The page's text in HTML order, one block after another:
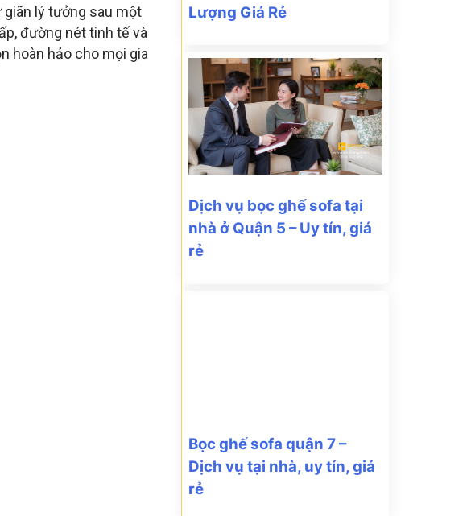
lý tưởng sau một
đường nét tinh tế và
hoàn hảo cho mọi gia
Lượng Giá Rẻ
Dịch vụ bọc ghế sofa tại
nhà ở Quận 5 – Uy tín, giá
rẻ
Bọc ghế sofa quận 7 –
Dịch vụ tại nhà, uy tín, giá
rẻ